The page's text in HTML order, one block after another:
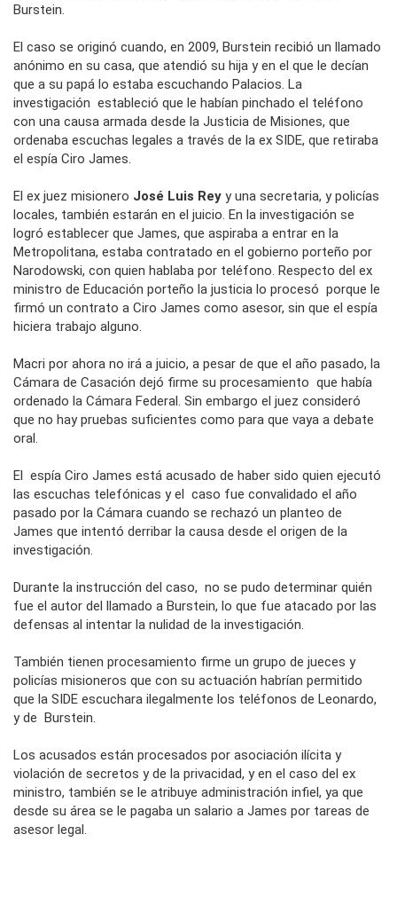
Burstein.
El caso se originó cuando, en 2009, Burstein recibió un llamado
anónimo en su casa, que atendió su hija y en el que le decían
que a su papá lo estaba escuchando Palacios. La
investigación estableció que le habían pinchado el teléfono
con una causa armada desde la Justicia de Misiones, que
ordenaba escuchas legales a través de la ex SIDE, que retiraba
el espía Ciro James.
El ex juez misionero José Luis Rey y una secretaria, y policías
locales, también estarán en el juicio. En la investigación se
logró establecer que James, que aspiraba a entrar en la
Metropolitana, estaba contratado en el gobierno porteño por
Narodowski, con quien hablaba por teléfono. Respecto del ex
ministro de Educación porteño la justicia lo procesó porque le
firmó un contrato a Ciro James como asesor, sin que el espía
hiciera trabajo alguno.
Macri por ahora no irá a juicio, a pesar de que el año pasado, la
Cámara de Casación dejó firme su procesamiento que había
ordenado la Cámara Federal. Sin embargo el juez consideró
que no hay pruebas suficientes como para que vaya a debate
oral.
El espía Ciro James está acusado de haber sido quien ejecutó
las escuchas telefónicas y el caso fue convalidado el año
pasado por la Cámara cuando se rechazó un planteo de
James que intentó derribar la causa desde el origen de la
investigación.
Durante la instrucción del caso, no se pudo determinar quién
fue el autor del llamado a Burstein, lo que fue atacado por las
defensas al intentar la nulidad de la investigación.
También tienen procesamiento firme un grupo de jueces y
policías misioneros que con su actuación habrían permitido
que la SIDE escuchara ilegalmente los teléfonos de Leonardo,
y de Burstein.
Los acusados están procesados por asociación ilícita y
violación de secretos y de la privacidad, y en el caso del ex
ministro, también se le atribuye administración infiel, ya que
desde su área se le pagaba un salario a James por tareas de
asesor legal.